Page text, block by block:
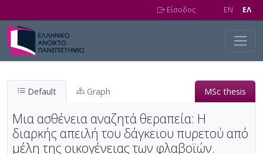
Είσοδος EN EΛ
Default Graph MSc thesis
Μια ασθένεια αναζητά θεραπεία: Η
διαρκής απειλή του δάγκειου πυρετού από
μέλη της οικογένειας των φλαβοϊών.